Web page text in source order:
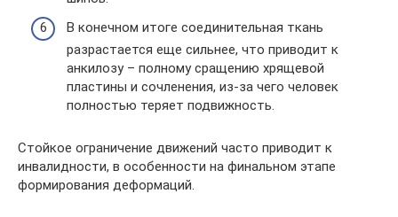
В конечном итоге соединительная ткань
разрастается еще сильнее, что приводит к
анкилозу – полному сращению хрящевой
пластины и сочленения, из-за чего человек
полностью теряет подвижность.
Стойкое ограничение движений часто приводит к
инвалидности, в особенности на финальном этапе
формирования деформаций.